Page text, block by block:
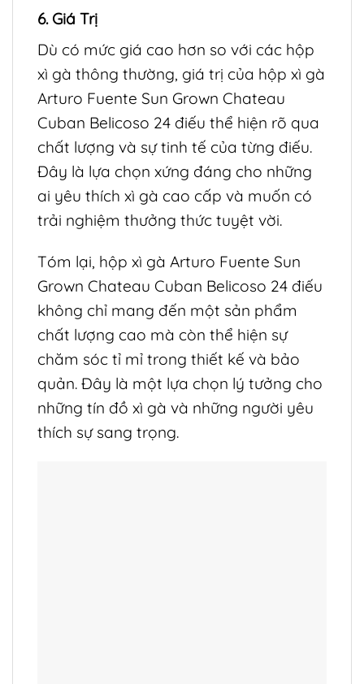
6. Giá Trị
Dù có mức giá cao hơn so với các hộp
xì gà thông thường, giá trị của hộp xì gà
Arturo Fuente Sun Grown Chateau
Cuban Belicoso 24 điếu thể hiện rõ qua
chất lượng và sự tinh tế của từng điếu.
Đây là lựa chọn xứng đáng cho những
ai yêu thích xì gà cao cấp và muốn có
trải nghiệm thưởng thức tuyệt vời.
Tóm lại, hộp xì gà Arturo Fuente Sun
Grown Chateau Cuban Belicoso 24 điếu
không chỉ mang đến một sản phẩm
chất lượng cao mà còn thể hiện sự
chăm sóc tỉ mỉ trong thiết kế và bảo
quản. Đây là một lựa chọn lý tưởng cho
những tín đồ xì gà và những người yêu
thích sự sang trọng.